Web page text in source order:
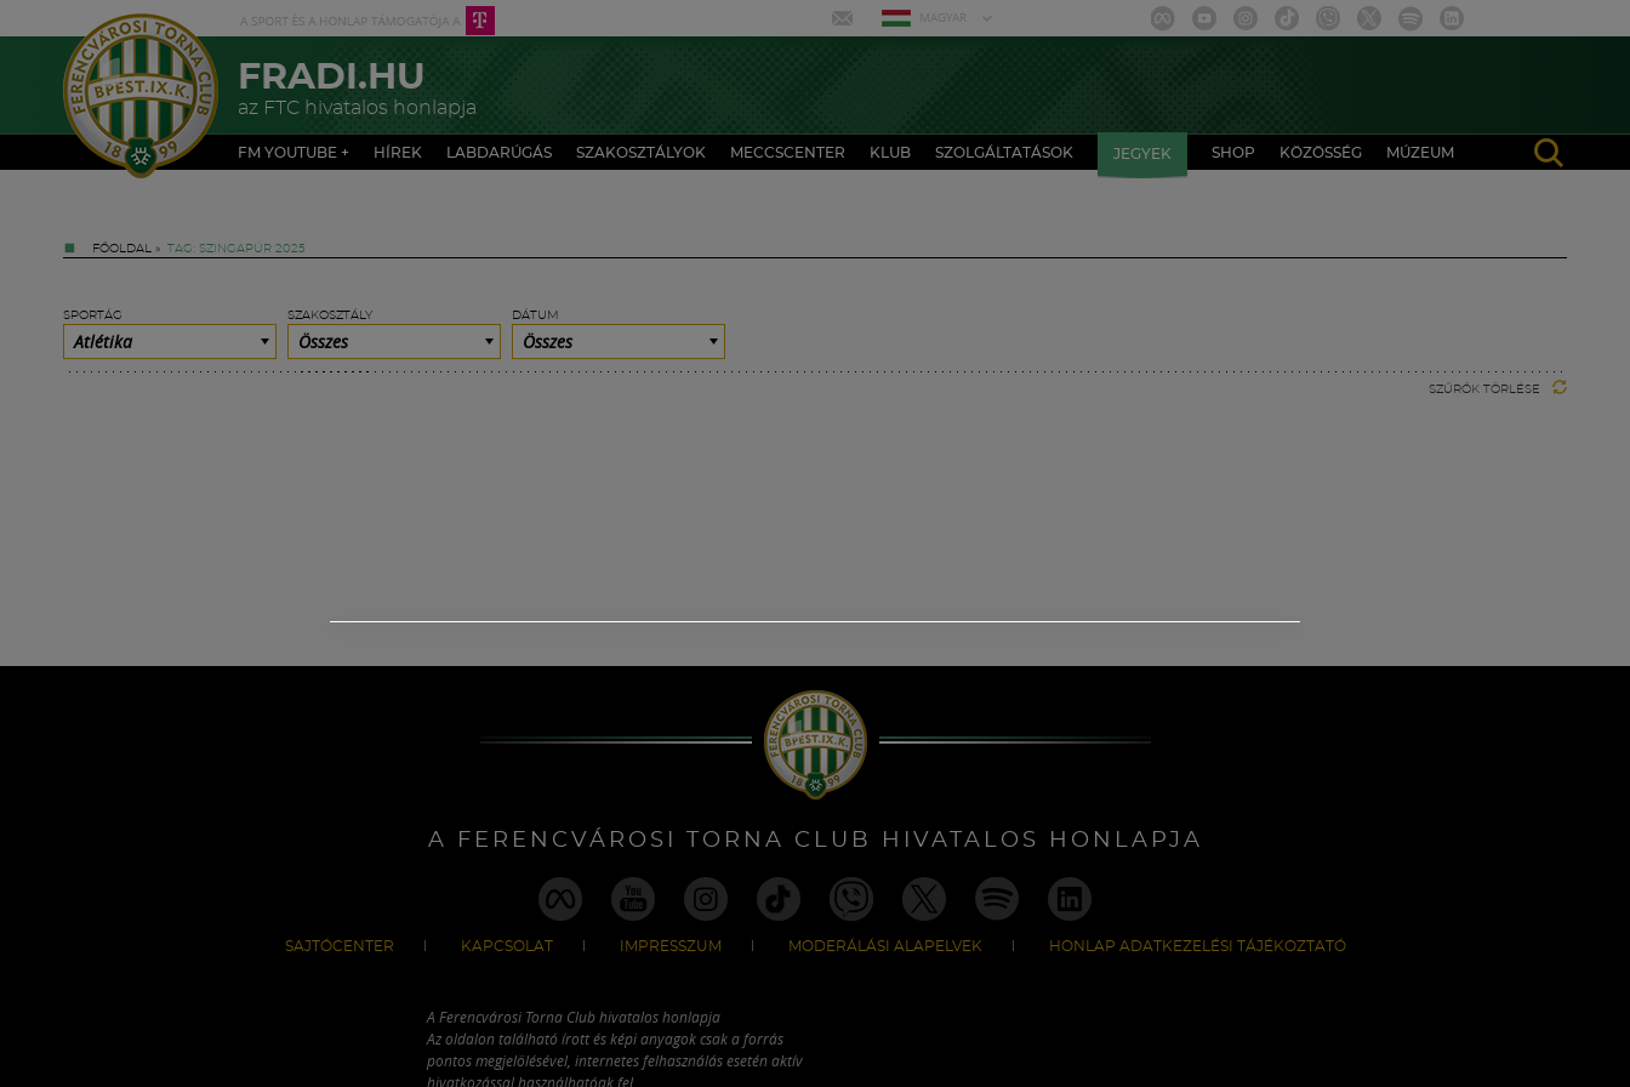
MAGYAR
FRADI.HU
az FTC hivatalos honlapja
FM YOUTUBE + HÍREK LABDARÚGÁS SZAKOSZTÁLYOK MECCSCENTER KLUB SZOLGÁLTATÁSOK JEGYEK SHOP KÖZÖSSÉG MÚZEUM
FŐOLDAL » TAG: SZINGAPÚR 2025
SPORTÁG
Atlétika
SZAKOSZTÁLY
Összes
DÁTUM
Összes
SZŰRŐK TÖRLÉSE
A FERENCVÁROSI TORNA CLUB HIVATALOS HONLAPJA
SAJTÓCENTER KAPCSOLAT IMPRESSZUM MODERÁLÁSI ALAPELVEK HONLAP ADATKEZELÉSI TÁJÉKOZTATÓ
A Ferencvárosi Torna Club hivatalos honlapja
Az oldalon található írott és képi anyagok csak a forrás
pontos megjelölésével, internetes felhasználás esetén aktív
hivatkozással használhatóak fel.